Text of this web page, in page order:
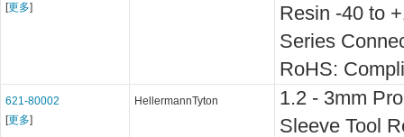
[更多]
Resin -40 to
Series
RoHS:
621-80002
[更多]
HellermannTyton
1.2 - 3mm
Sleeve Tool